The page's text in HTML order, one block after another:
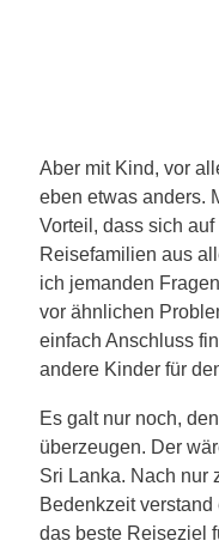
Aber mit Kind, vor
eben etwas anders.
Vorteil, dass sich
Reisefamilien aus
ich jemanden
vor ähnlichen
einfach Anschluss
andere Kinder für
Es galt nur noch,
überzeugen. Der
Sri Lanka. Nach nur
Bedenkzeit
das beste Reiseziel